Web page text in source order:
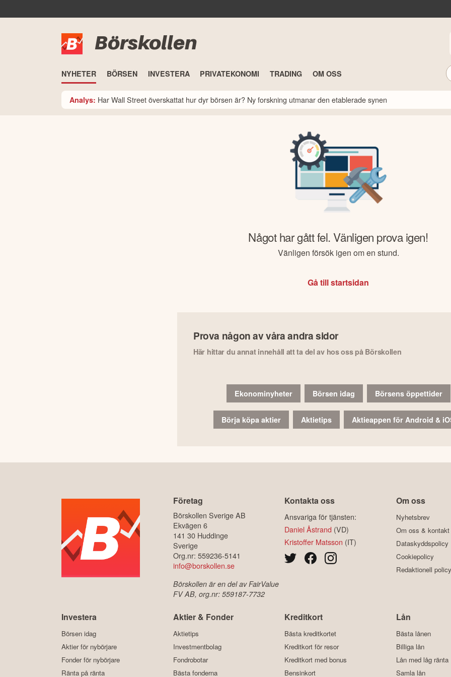
Börskollen
NYHETER BÖRSEN INVESTERA PRIVATEKONOMI TRADING OM OSS
Analys: Har Wall Street överskattat hur dyr börsen är? Ny forskning utmanar den etablerade synen
Något har gått fel. Vänligen prova igen!
Vänligen försök igen om en stund.
Gå till startsidan
Prova någon av våra andra sidor
Här hittar du annat innehåll att ta del av hos oss på Börskollen
Ekonominyheter Börsen idag Börsens öppettider
Börja köpa aktier Aktietips Aktieappen för Android &
Företag
Börskollen Sverige AB
Ekvägen 6
141 30 Huddinge
Sverige
Org.nr: 559236-5141
info@borskollen.se
Börskollen är en del av FairValue
FV AB, org.nr: 559187-7732
Kontakta oss
Ansvariga för tjänsten:
Daniel Åstrand (VD)
Kristoffer Matsson (IT)
Om oss
Nyhetsbrev
Om oss & kontakt
Dataskyddspolicy
Cookiepolicy
Redaktionell policy
Investera
Börsen idag
Aktier för nybörjare
Fonder för nybörjare
Ränta på ränta
Aktier & Fonder
Aktietips
Investmentbolag
Fondrobotar
Bästa fonderna
Kreditkort
Bästa kreditkortet
Kreditkort för resor
Kreditkort med bonus
Bensinkort
Lån
Bästa lånen
Billiga lån
Lån med låg ränta
Samla lån